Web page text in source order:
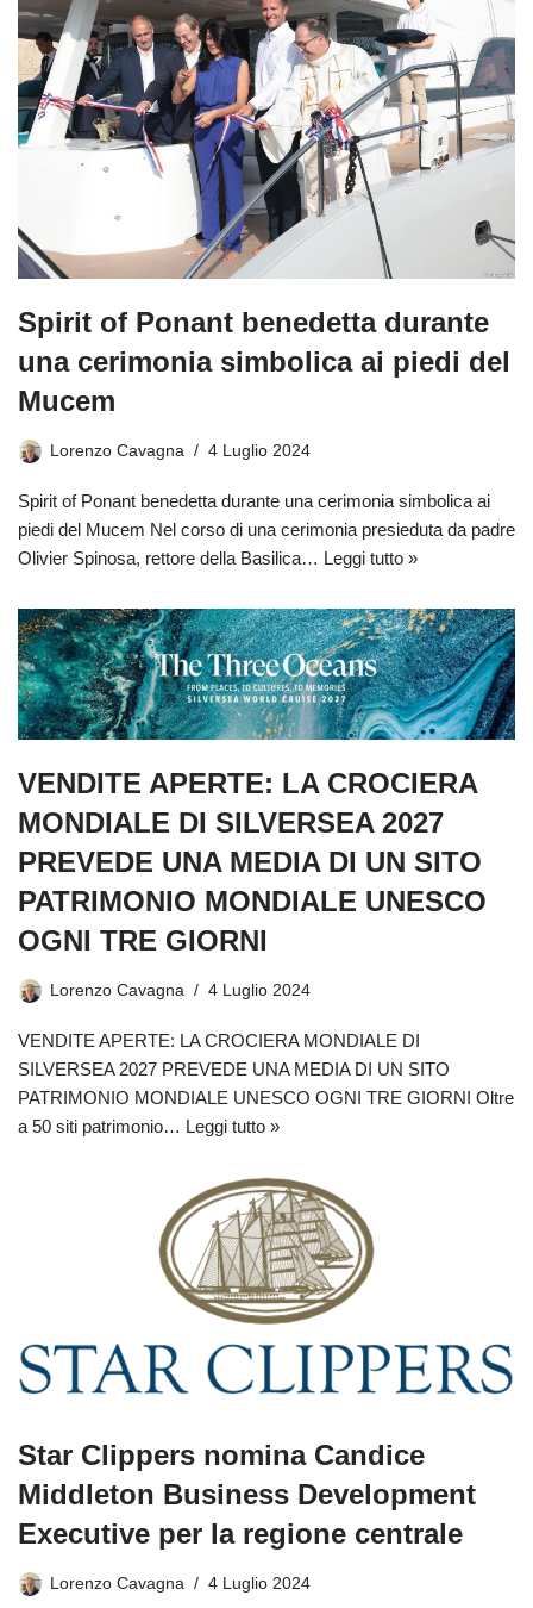
Spirit of Ponant benedetta durante
una cerimonia simbolica ai piedi del
Mucem
Lorenzo Cavagna 4 Luglio 2024
Spirit of Ponant benedetta durante una cerimonia simbolica ai
piedi del Mucem Nel corso di una cerimonia presieduta da padre
Olivier Spinosa, rettore della Basilica… Leggi tutto »
VENDITE APERTE: LA CROCIERA
MONDIALE DI SILVERSEA 2027
PREVEDE UNA MEDIA DI UN SITO
PATRIMONIO MONDIALE UNESCO
OGNI TRE GIORNI
Lorenzo Cavagna 4 Luglio 2024
VENDITE APERTE: LA CROCIERA MONDIALE DI
SILVERSEA 2027 PREVEDE UNA MEDIA DI UN SITO
PATRIMONIO MONDIALE UNESCO OGNI TRE GIORNI Oltre
a 50 siti patrimonio… Leggi tutto »
Star Clippers nomina Candice
Middleton Business Development
Executive per la regione centrale
Lorenzo Cavagna 4 Luglio 2024